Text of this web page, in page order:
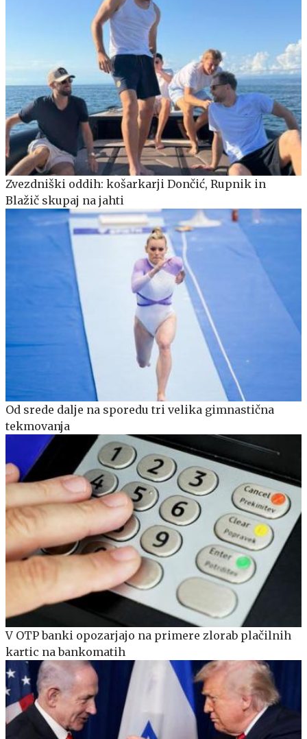
Zvezdniški oddih: košarkarji Dončić, Rupnik in
Blažič skupaj na jahti
Od srede dalje na sporedu tri velika gimnastična
tekmovanja
V OTP banki opozarjajo na primere zlorab plačilnih
kartic na bankomatih